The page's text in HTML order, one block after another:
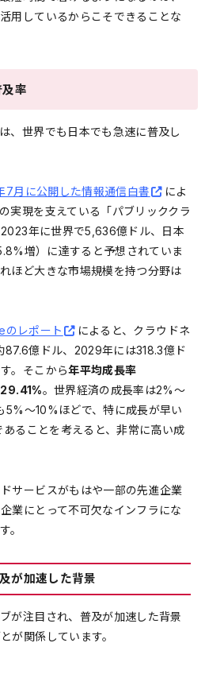
用しているからこそできることな
率
、世界でも日本でも急速に普及し
7月に公開した情報通信白書
によ
実現を支えている「パブリッククラ
年に世界で5,636億ドル、日本
増）に達すると予想されていま
ほど大きな市場規模を持つ分野は
レポート
によると、クラウドネ
87.6億ドル、2029年には318.3億ド
。そこから年平均成長率
29.41%。世界経済の成長率は2%～
～10%ほどで、特に成長が早い
ることを考えると、非常に高い成
サービスがもはや一部の先進企業
業にとって不可欠なインフラにな
。
が加速した背景
が注目され、普及が加速した背景
が関係しています。